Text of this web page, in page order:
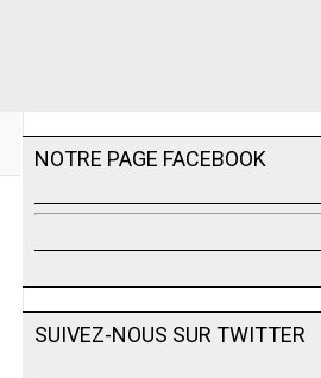
NOTRE PAGE FACEBOOK
SUIVEZ-NOUS SUR TWITTER